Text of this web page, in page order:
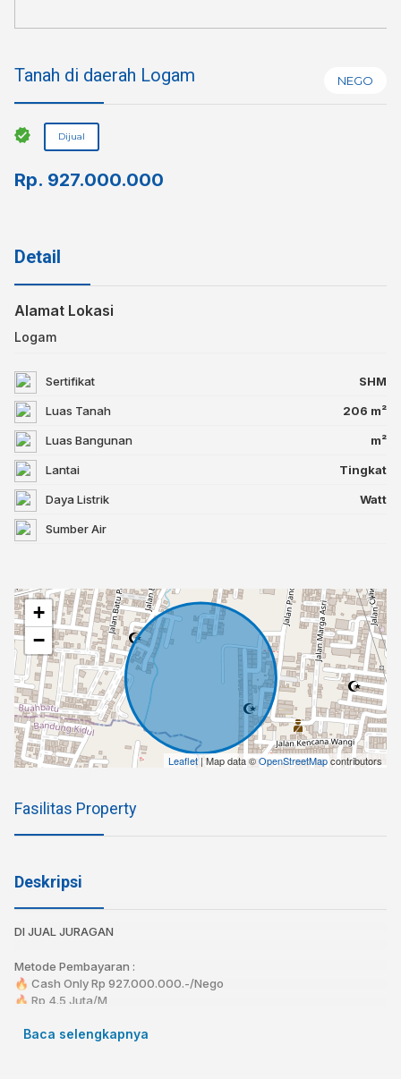
Tanah di daerah Logam NEGO
Dijual
Rp. 927.000.000
Detail
Alamat Lokasi
Logam
Sertifikat SHM
Luas Tanah 206 m²
Luas Bangunan m²
Lantai Tingkat
Daya Listrik Watt
Sumber Air
+
−
Leaflet | Map data ©OpenStreetMapcontributors
Fasilitas Property
Deskripsi
DI JUAL JURAGAN
Metode Pembayaran :⁣
🔥 Cash Only Rp 927.000.000.-/Nego
🔥 Rp 4.5 Juta/M
📍 Logam, Kota Bandung
Baca selengkapnya